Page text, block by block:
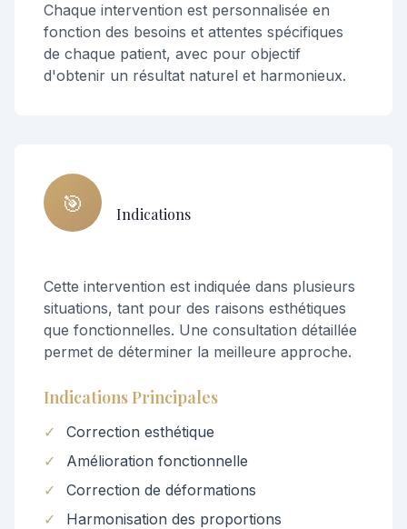
Chaque intervention est personnalisée en
fonction des besoins et attentes spécifiques
de chaque patient, avec pour objectif
d'obtenir un résultat naturel et harmonieux.
🎯 Indications
Cette intervention est indiquée dans plusieurs
situations, tant pour des raisons esthétiques
que fonctionnelles. Une consultation détaillée
permet de déterminer la meilleure approche.
Indications Principales
✓
Correction esthétique
✓
Amélioration fonctionnelle
✓
Correction de déformations
✓
Harmonisation des proportions